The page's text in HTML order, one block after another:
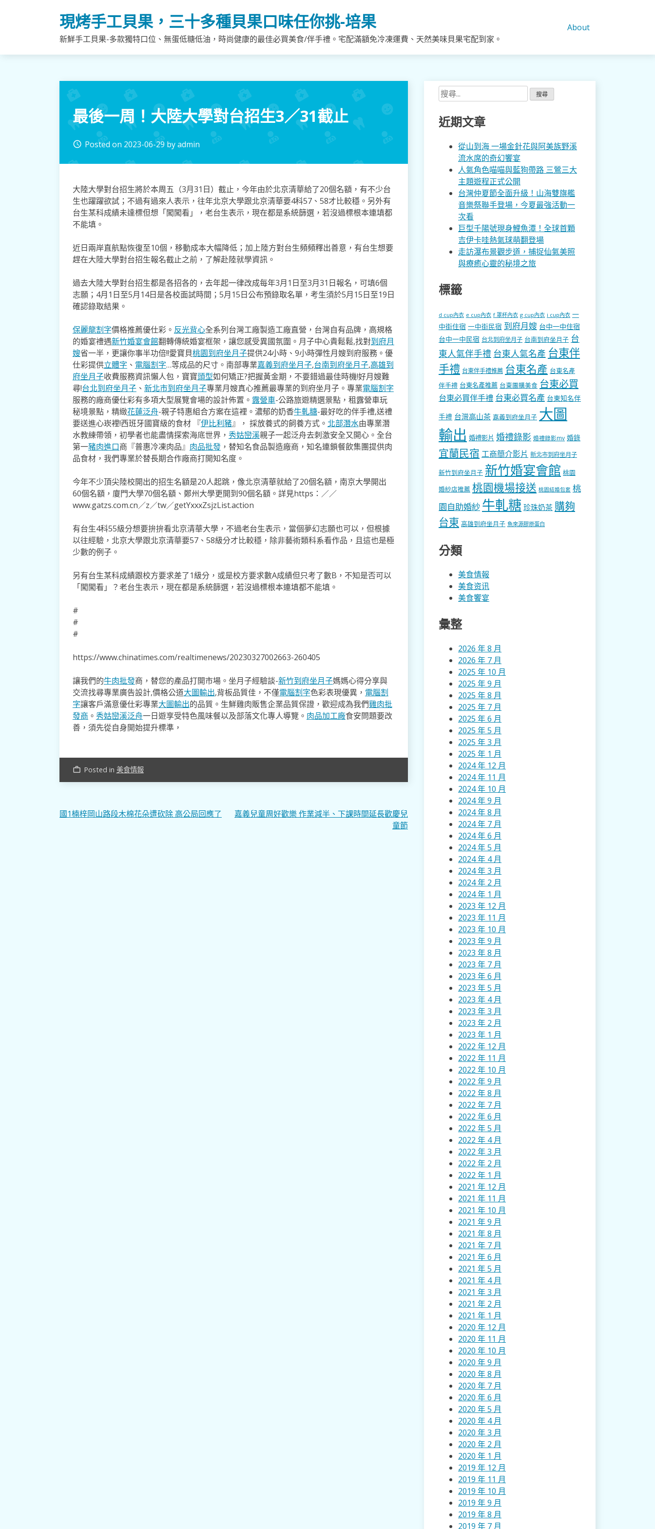
現烤手工貝果，三十多種貝果口味任你挑-培果
新鮮手工貝果-多款獨特口位、無蛋低糖低油，時尚健康的最佳必買美食/伴手禮。宅配滿額免冷凍運費、天然美味貝果宅配到家。
About
最後一周！大陸大學對台招生3／31截止
access_time Posted on 2023-06-29 byadmin
大陸大學對台招生將於本周五（3月31日）截止，今年由於北京清華給了20個名額，有不少台
生也躍躍欲試；不過有過來人表示，往年北京大學跟北京清華要4科57、58才比較穩。另外有
台生某科成績未達標但想「闖闖看」，老台生表示，現在都是系統篩選，若沒過標根本連填都
不能填。
近日兩岸直航點恢復至10個，移動成本大幅降低；加上陸方對台生頻頻釋出善意，有台生想要
趕在大陸大學對台招生報名截止之前，了解赴陸就學資訊。
過去大陸大學對台招生都是各招各的，去年起一律改成每年3月1日至3月31日報名，可填6個
志願；4月1日至5月14日是各校面試時間；5月15日公布預錄取名單，考生須於5月15日至19日
確認錄取結果。
保麗龍割字價格推薦優仕彩。 反光背心全系列台灣工廠製造工廠直營，台灣自有品牌，高規格
的婚宴禮遇新竹婚宴會館翻轉傳統婚宴框架，讓您感受異國氛圍。月子中心貴鬆鬆,找對到府月
嫂省一半，更讓你事半功倍!!愛寶貝桃園到府坐月子提供24小時、9小時彈性月嫂到府服務。優
仕彩提供立體字 、 電腦割字…等成品的尺寸。南部專業嘉義到府坐月子,台南到府坐月子,高雄到
府坐月子收費服務資訊懶人包，寶寶頭型如何矯正?把握黃金期，不要錯過最佳時機!好月嫂難
尋!台北到府坐月子、 新北市到府坐月子專業月嫂真心推薦最專業的到府坐月子。專業電腦割字
服務的廠商優仕彩有多項大型展覽會場的設計佈置。 露營車-公路旅遊精選景點，租露營車玩
秘境景點，精緻花蓮泛舟-親子特惠組合方案在這裡。濃郁的奶香牛軋糖-最好吃的伴手禮,送禮
要送進心崁裡!西班牙國寶級的食材 『伊比利豬』， 採放養式的飼養方式。 北部潛水由專業潛
水教練帶領，初學者也能盡情探索海底世界， 秀姑巒溪親子一起泛舟去​刺激安全又開心。全台
第一豬肉進口商『普惠冷凍肉品』 肉品批發，替知名食品製造廠商，知名連鎖餐飲集團提供肉
品食材，我們專業於替長期合作廠商打開知名度。
今年不少頂尖陸校開出的招生名額是20人起跳，像北京清華就給了20個名額，南京大學開出
60個名額，廈門大學70個名額、鄭州大學更開到90個名額。詳見https：／／
www.gatzs.com.cn／z／tw／getYxxxZsjzList.action
有台生4科55級分想要拚拚看北京清華大學，不過老台生表示，當個夢幻志願也可以，但根據
以往經驗，北京大學跟北京清華要57、58級分才比較穩，除非藝術類科系看作品，且這也是極
少數的例子。
另有台生某科成績跟校方要求差了1級分，或是校方要求數A成績但只考了數B，不知是否可以
「闖闖看」？老台生表示，現在都是系統篩選，若沒過標根本連填都不能填。
#
#
#
https://www.chinatimes.com/realtimenews/20230327002663-260405
讓我們的牛肉批發商，替您的產品打開市場。坐月子經驗談-新竹到府坐月子媽媽心得分享與
交流找尋專業廣告設計,價格公道大圖輸出,背板品質佳，不僅電腦割字色彩表現優異， 電腦割
字讓客戶滿意優仕彩專業大圖輸出的品質。生鮮雞肉販售企業品質保證，歡迎成為我們雞肉批
發商 。 秀姑巒溪泛舟一日遊享受特色風味餐以及部落文化專人導覽。 肉品加工廠食安問題要改
善，須先從自身開始提升標準，
work_outline Posted in 美食情報
文
國1楠梓岡山路段木棉花朵遭砍除 高公局回應了
嘉義兒童周好歡樂 作業減半、下課時間延長歡慶兒
童節
搜
尋
關
鍵
近期文章
從山到海 一場金針花與阿美族野溪
流水席的奇幻饗宴
人氣角色喵喵與藍狗帶路 三鶯三大
主題遊程正式公開
台灣仲夏節全面升級！山海雙旗艦
音樂祭聯手登場，今夏最強活動一
次看
巨型千陽號現身鯉魚潭！全球首顆
吉伊卡哇熱氣球萌翻登場
走訪瀑布景觀步道，捕捉仙氣美照
與療癒心靈的秘境之旅
標籤
d cup內衣 e cup內衣 f 罩杯內衣 g cup內衣 i cup內衣 一
中街住宿 一中街民宿 到府月嫂 台中一中住宿
台中一中民宿 台北到府坐月子 台南到府坐月子 台
東人氣伴手禮 台東人氣名產 台東伴
手禮 台東伴手禮推薦 台東名產 台東名產
伴手禮 台東名產推薦 台東團購美食 台東必買
台東必買伴手禮 台東必買名產 台東知名伴
手禮 台灣高山茶 嘉義到府坐月子 大圖
輸出 婚禮影片 婚禮錄影 婚禮錄影mv 婚錄
宜蘭民宿 工商簡介影片 新北市到府坐月子
新竹到府坐月子 新竹婚宴會館 桃園
婚紗店推薦 桃園機場接送 桃園結婚包套 桃
園自助婚紗 牛軋糖 珍珠奶茶 購夠
台東 高雄到府坐月子 魚來源膠原蛋白
分類
美食情報
美食资讯
美食饗宴
彙整
2026 年 8 月
2026 年 7 月
2025 年 10 月
2025 年 9 月
2025 年 8 月
2025 年 7 月
2025 年 6 月
2025 年 5 月
2025 年 3 月
2025 年 1 月
2024 年 12 月
2024 年 11 月
2024 年 10 月
2024 年 9 月
2024 年 8 月
2024 年 7 月
2024 年 6 月
2024 年 5 月
2024 年 4 月
2024 年 3 月
2024 年 2 月
2024 年 1 月
2023 年 12 月
2023 年 11 月
2023 年 10 月
2023 年 9 月
2023 年 8 月
2023 年 7 月
2023 年 6 月
2023 年 5 月
2023 年 4 月
2023 年 3 月
2023 年 2 月
2023 年 1 月
2022 年 12 月
2022 年 11 月
2022 年 10 月
2022 年 9 月
2022 年 8 月
2022 年 7 月
2022 年 6 月
2022 年 5 月
2022 年 4 月
2022 年 3 月
2022 年 2 月
2022 年 1 月
2021 年 12 月
2021 年 11 月
2021 年 10 月
2021 年 9 月
2021 年 8 月
2021 年 7 月
2021 年 6 月
2021 年 5 月
2021 年 4 月
2021 年 3 月
2021 年 2 月
2021 年 1 月
2020 年 12 月
2020 年 11 月
2020 年 10 月
2020 年 9 月
2020 年 8 月
2020 年 7 月
2020 年 6 月
2020 年 5 月
2020 年 4 月
2020 年 3 月
2020 年 2 月
2020 年 1 月
2019 年 12 月
2019 年 11 月
2019 年 10 月
2019 年 9 月
2019 年 8 月
2019 年 7 月